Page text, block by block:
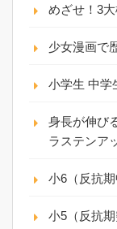
めざせ！3
少女漫画で
小学生 中学
身長が伸び
ラステンア
小6（反抗
小5（反抗